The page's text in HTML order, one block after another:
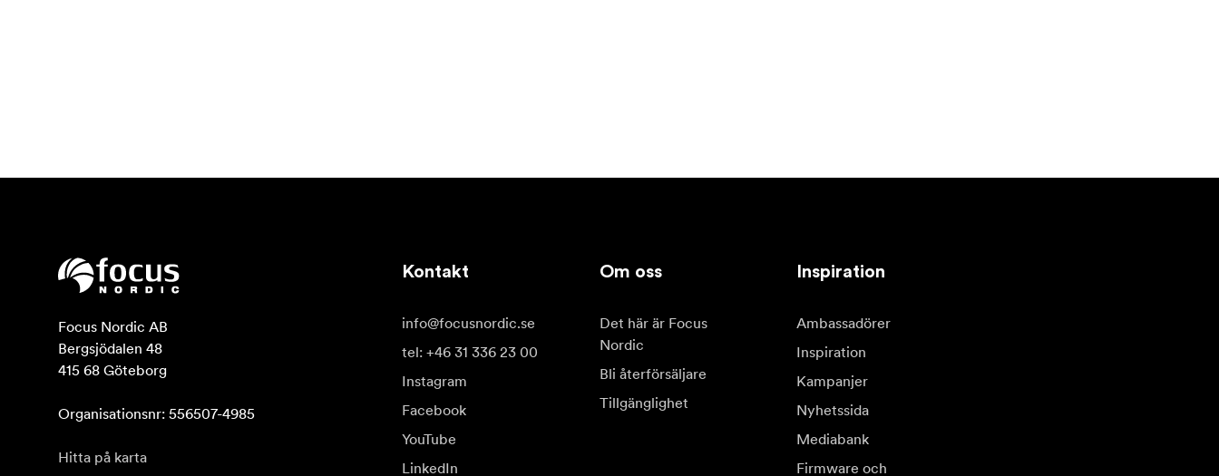
Focus Nordic AB
Bergsjödalen 48
415 68 Göteborg
Organisationsnr: 556507-4985
Hitta på karta
Kontakt
info@focusnordic.se
tel: +46 31 336 23 00
Instagram
Facebook
YouTube
LinkedIn
Om oss
Det här är Focus
Nordic
Bli återförsäljare
Tillgänglighet
Inspiration
Ambassadörer
Inspiration
Kampanjer
Nyhetssida
Mediabank
Firmware och